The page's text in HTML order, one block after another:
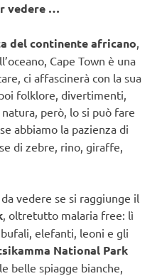
vedere …
del continente africano,
Cape Town è una
ci affascinerà con la sua
folklore, divertimenti,
però, lo si può fare
se abbiamo la pazienza di
di zebre, rino, giraffe,
vedere se si raggiunge il
, oltretutto malaria free: lì
elefanti, leoni e gli
National Park
belle spiagge bianche,